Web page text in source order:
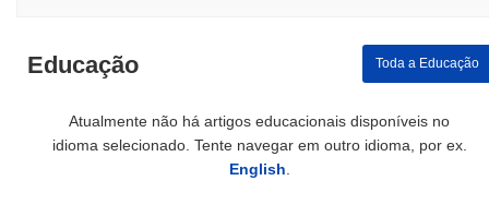
Educação Toda a Educação
Atualmente não há artigos educacionais disponíveis no
idioma selecionado. Tente navegar em outro idioma, por ex.
English